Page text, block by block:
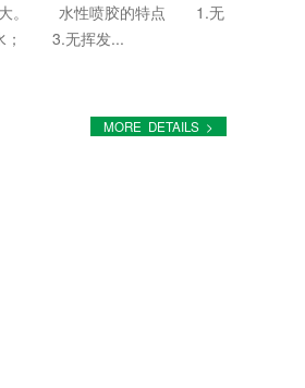
更大。 水性喷胶的特点 1.无
水； 3.无挥发...
MORE DETAILS >